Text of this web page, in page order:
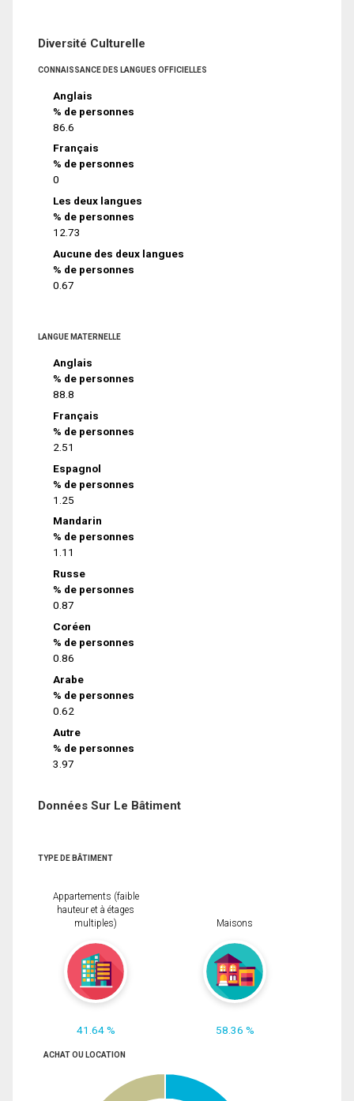
Diversité Culturelle
CONNAISSANCE DES LANGUES OFFICIELLES
Anglais
% de personnes
86.6
Français
% de personnes
0
Les deux langues
% de personnes
12.73
Aucune des deux langues
% de personnes
0.67
LANGUE MATERNELLE
Anglais
% de personnes
88.8
Français
% de personnes
2.51
Espagnol
% de personnes
1.25
Mandarin
% de personnes
1.11
Russe
% de personnes
0.87
Coréen
% de personnes
0.86
Arabe
% de personnes
0.62
Autre
% de personnes
3.97
Données Sur Le Bâtiment
TYPE DE BÂTIMENT
Appartements (faible
hauteur et à étages
multiples)
41.64 %
Maisons
58.36 %
ACHAT OU LOCATION